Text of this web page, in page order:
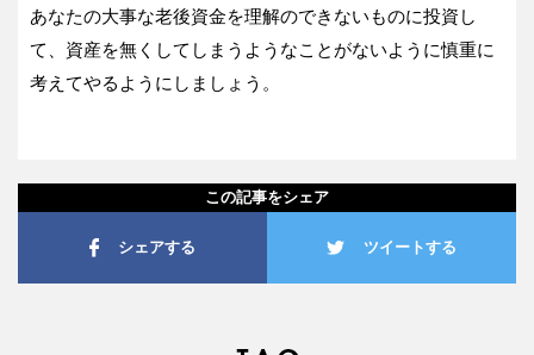
あなたの大事な老後資金を理解のできないものに投資し
て、資産を無くしてしまうようなことがないように慎重に
考えてやるようにしましょう。
この記事をシェア
シェアする ツイートする